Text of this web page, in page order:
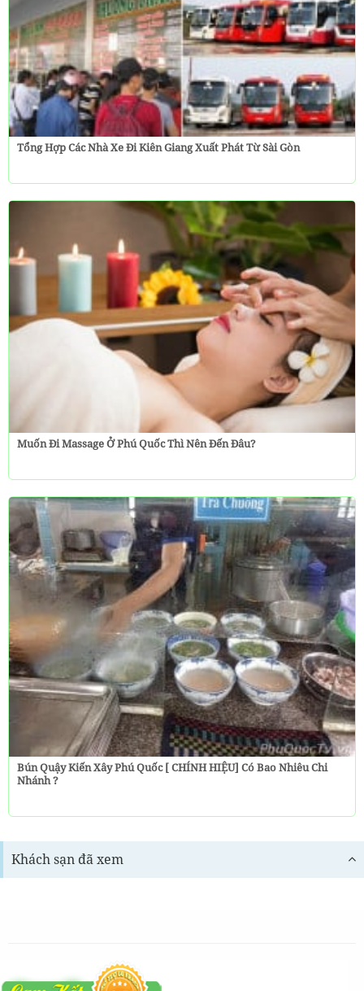
Tổng Hợp Các Nhà Xe Đi Kiên Giang Xuất Phát Từ Sài Gòn
Muốn Đi Massage Ở Phú Quốc Thì Nên Đến Đâu?
Bún Quậy Kiến Xây Phú Quốc [ CHÍNH HIỆU] Có Bao Nhiêu Chi
Nhánh ?
Khách sạn đã xem